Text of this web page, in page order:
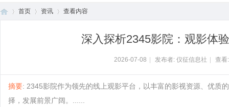
首页 资讯 查看内容
深入探析2345影院：观影体
2026-07-08 发布者: 仪征信息社 查
摘要: 2345影院作为领先的线上观影平台，以丰富的影视资源、优质
择，发展前景广阔。......